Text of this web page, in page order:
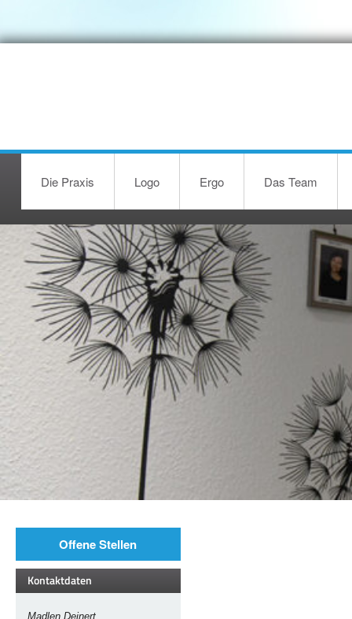
Die Praxis Logo Ergo Das Team
Offene Stellen
Kontaktdaten
Madlen Deinert